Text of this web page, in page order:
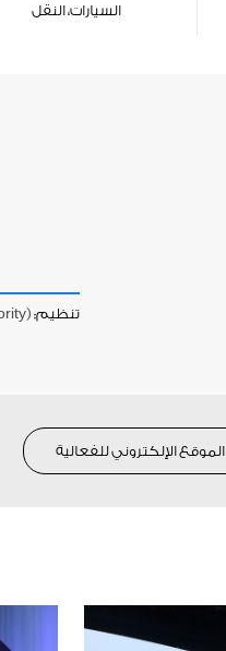
السيارات، النقل
تنظيم:
الموقع الإلكتروني للفعالية